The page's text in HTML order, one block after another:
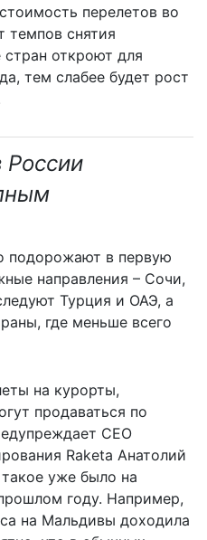
перелетов во
темпов снятия
откроют для
тем слабее будет рост
России
подорожают в первую
направления – Сочи,
Турция и ОАЭ, а
где меньше всего
на курорты,
продаваться по
CEO
Raketa Анатолий
уже было на
году. Например,
на Мальдивы доходила